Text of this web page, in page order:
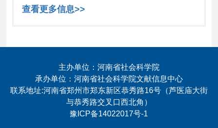
查看更多信息>>
主办单位：河南省社会科学院
承办单位：河南省社会科学院文献信息中心
联系地址:河南省郑州市郑东新区恭秀路16号（芦医庙大街
与恭秀路交叉口西北角）
豫ICP备14022017号-1